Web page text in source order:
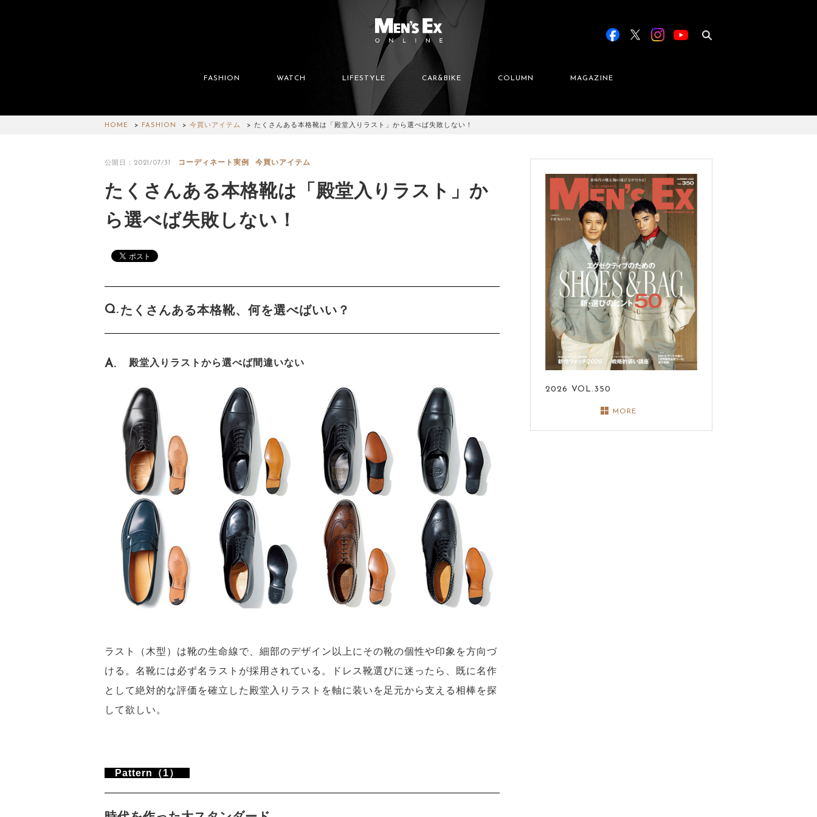
FASHION WATCH LIFESTYLE CAR&BIKE COLUMN MAGAZINE
HOME FASHION 今買いアイテム たくさんある本格靴は「殿堂入りラスト」から選べば失敗しない！
公開日：2021/07/31 コーディネート実例 今買いアイテム
たくさんある本格靴は「殿堂入りラスト」か
ら選べば失敗しない！
たくさんある本格靴、何を選べばいい？
殿堂入りラストから選べば間違いない
ラスト（木型）は靴の生命線で、細部のデザイン以上にその靴の個性や印象を方向づ
ける。名靴には必ず名ラストが採用されている。ドレス靴選びに迷ったら、既に名作
として絶対的な評価を確立した殿堂入りラストを軸に装いを足元から支える相棒を探
して欲しい。
Pattern（1）
2026 VOL.350
MORE